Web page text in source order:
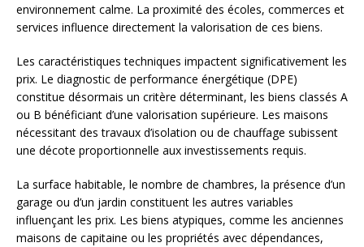
environnement calme. La proximité des écoles, commerces et
services influence directement la valorisation de ces biens.
Les caractéristiques techniques impactent significativement les
prix. Le diagnostic de performance énergétique (DPE)
constitue désormais un critère déterminant, les biens classés A
ou B bénéficiant d’une valorisation supérieure. Les maisons
nécessitant des travaux d’isolation ou de chauffage subissent
une décote proportionnelle aux investissements requis.
La surface habitable, le nombre de chambres, la présence d’un
garage ou d’un jardin constituent les autres variables
influençant les prix. Les biens atypiques, comme les anciennes
maisons de capitaine ou les propriétés avec dépendances,